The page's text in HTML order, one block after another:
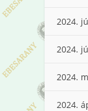
2024.
2024.
2024.
2024.